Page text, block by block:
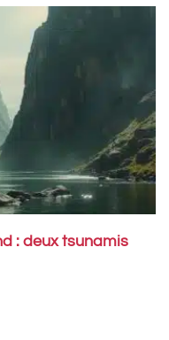
: deux tsunamis